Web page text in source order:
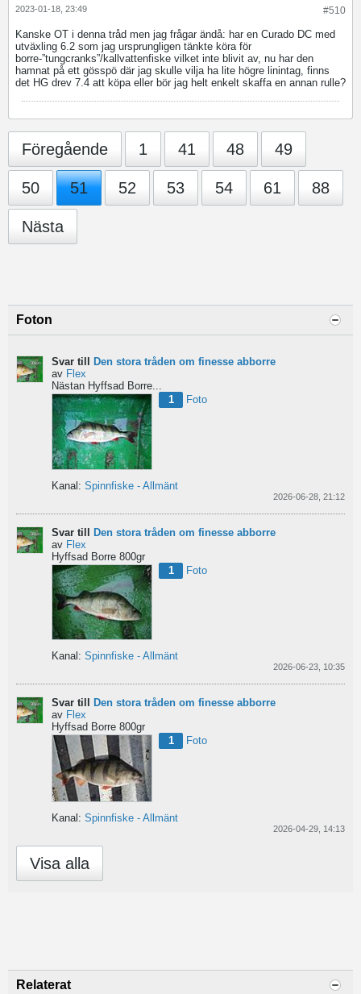
#510
2023-01-18, 23:49
Kanske OT i denna tråd men jag frågar ändå: har en Curado DC med
utväxling 6.2 som jag ursprungligen tänkte köra för
borre-”tungcranks”/kallvattenfiske vilket inte blivit av, nu har den
hamnat på ett gösspö där jag skulle vilja ha lite högre linintag, finns
det HG drev 7.4 att köpa eller bör jag helt enkelt skaffa en annan rulle?
Föregående 1 41 48 49
50 51 52 53 54 61 88
Nästa
Foton
Svar till
Den stora tråden om finesse abborre
av Flex
Nästan Hyffsad Borre...
1
Foto
Kanal: Spinnfiske - Allmänt
2026-06-28, 21:12
Svar till Den stora tråden om finesse abborre
av Flex
Hyffsad Borre 800gr
1
Foto
Kanal: Spinnfiske - Allmänt
2026-06-23, 10:35
Svar till
Den stora tråden om finesse abborre
av Flex
Hyffsad Borre 800gr
1
Foto
Kanal: Spinnfiske - Allmänt
2026-04-29, 14:13
Visa alla
Relaterat